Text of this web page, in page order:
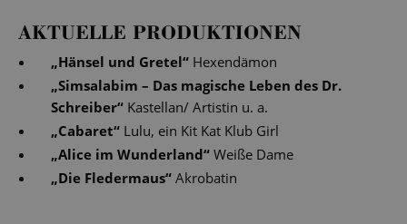
AKTUELLE PRODUKTIONEN
„Hänsel und Gretel“ Hexendämon
„Simsalabim – Das magische Leben des Dr.
Schreiber“ Kastellan/ Artistin u. a.
„Cabaret“ Lulu, ein Kit Kat Klub Girl
„Alice im Wunderland“ Weiße Dame
„Die Fledermaus“ Akrobatin